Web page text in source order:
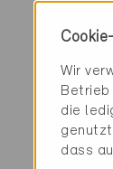
Wir
die
dass